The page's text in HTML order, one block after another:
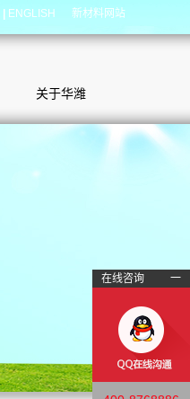
ENGLISH 新材料网站
关于华潍
在线咨询 一